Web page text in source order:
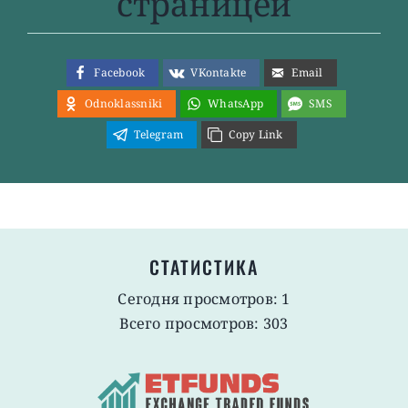
Facebook VKontakte
Email
Odnoklassniki
WhatsApp
SMS
Telegram
Copy Link
СТАТИСТИКА
Сегодня просмотров: 1
Всего просмотров: 303